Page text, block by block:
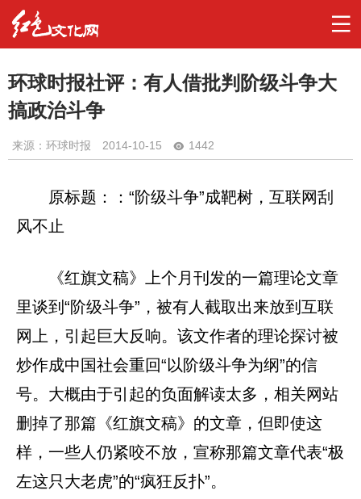
环球时报社评：有人借批判阶级斗争大
搞政治斗争
来源：环球时报 2014-10-15 1442
原标题：：“阶级斗争”成靶树，互联网刮
风不止
《红旗文稿》上个月刊发的一篇理论文章
里谈到“阶级斗争”，被有人截取出来放到互联
网上，引起巨大反响。该文作者的理论探讨被
炒作成中国社会重回“以阶级斗争为纲”的信
号。大概由于引起的负面解读太多，相关网站
删掉了那篇《红旗文稿》的文章，但即使这
样，一些人仍紧咬不放，宣称那篇文章代表“极
左这只大老虎”的“疯狂反扑”。